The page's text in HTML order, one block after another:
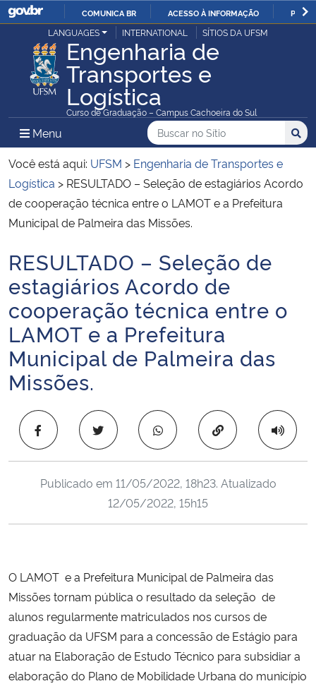
IR
PARA
O
CONTEÚDO
COMUNICA BR ACESSO À INFORMAÇÃO
Ministério da Justiça e Segurança Pública
Ministério da Defesa
Ministério das Relações Exteriores
Ministério da Economia
Ministério da Agricultura, Pecuária e Abastecimento
Ministério da Educação
Ministério da Cidadania
Ministério da Saúde
Ministério da Ciência, Tecnologia, Inovações e Comunicações
Ministério do Meio Ambiente
Ministério da Mulher, da Família e dos Direitos Humanos
Secretaria-Geral
LANGUAGES INTERNATIONAL SÍTIOS DA UFSM
Engenharia de
Transportes e
Logística
Curso de Graduação – Campus Cachoeira do Sul
Menu Menu Principal do Sítio
Busca
Buscar no no Sítio
Busca:
Você está aqui: UFSM > Engenharia de Transportes e
Logística > RESULTADO – Seleção de estagiários Acordo
de cooperação técnica entre o LAMOT e a Prefeitura
Municipal de Palmeira das Missões.
Início do conteúdo
RESULTADO – Seleção de
estagiários Acordo de
cooperação técnica entre o
LAMOT e a Prefeitura
Municipal de Palmeira das
Missões.
Copiar para área
Publicado em 11/05/2022, 18h23. Atualizado
12/05/2022, 15h15
O LAMOT e a Prefeitura Municipal de Palmeira das
Missões tornam pública o resultado da seleção de
alunos regularmente matriculados nos cursos de
graduação da UFSM para a concessão de Estágio para
atuar na Elaboração de Estudo Técnico para subsidiar a
elaboração do Plano de Mobilidade Urbana do município